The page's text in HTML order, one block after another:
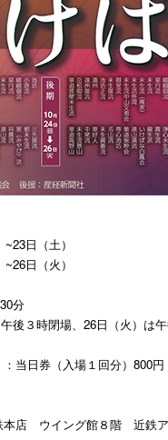
日（土）
日（火）
分
後３時閉場、26日（火）は
当日券（入場１回分）800円
本店 ウイング館８階 近鉄